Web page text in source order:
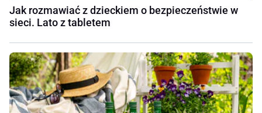
Jak rozmawiać z dzieckiem o bezpieczeństwie w
sieci. Lato z tabletem